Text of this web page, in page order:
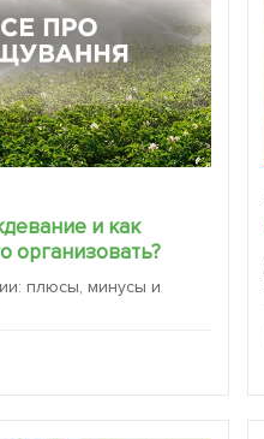
и как
организовать?
плюсы, минусы и